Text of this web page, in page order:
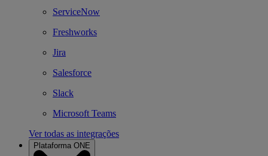
ServiceNow
Freshworks
Jira
Salesforce
Slack
Microsoft Teams
Ver todas as integrações
Plataforma ONE